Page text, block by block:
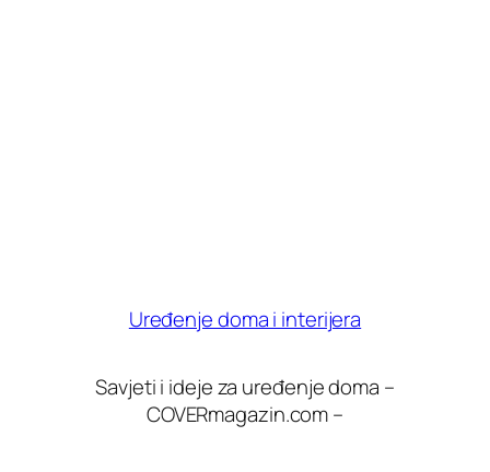
Uređenje doma i interijera
Savjeti i ideje za uređenje doma –
COVERmagazin.com –